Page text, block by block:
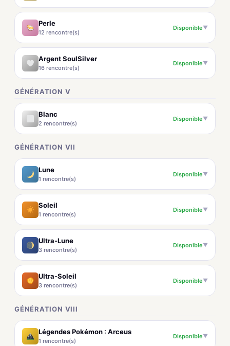
Perle
12 rencontre(s)
Disponible▼
Argent SoulSilver
16 rencontre(s)
Disponible▼
GÉNÉRATION V
Blanc
2 rencontre(s)
Disponible▼
GÉNÉRATION VII
Lune
1 rencontre(s)
Disponible▼
Soleil
1 rencontre(s)
Disponible▼
Ultra-Lune
3 rencontre(s)
Disponible▼
Ultra-Soleil
3 rencontre(s)
Disponible▼
GÉNÉRATION VIII
Légendes Pokémon : Arceus
1 rencontre(s)
Disponible▼